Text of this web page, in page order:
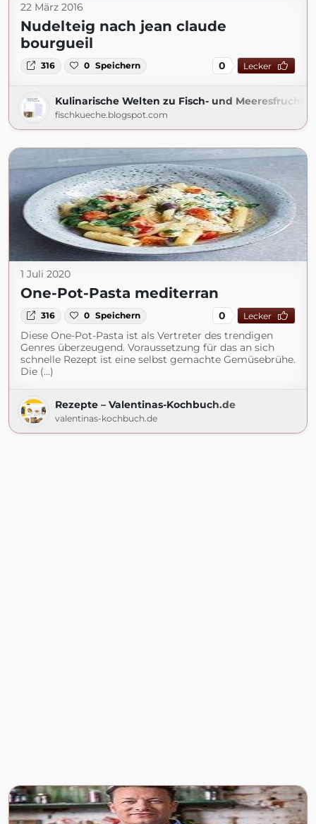
22 März 2016
Nudelteig nach jean claude
bourgueil
316 0 Speichern 0 Lecker
Kulinarische Welten zu Fisch- und Meeresfrucht
fischkueche.blogspot.com
1 Juli 2020
One-Pot-Pasta mediterran
316 0 Speichern 0 Lecker
Diese One-Pot-Pasta ist als Vertreter des trendigen
Genres überzeugend. Voraussetzung für das an sich
schnelle Rezept ist eine selbst gemachte Gemüsebrühe.
Die (...)
Rezepte – Valentinas-Kochbuch.de
valentinas-kochbuch.de